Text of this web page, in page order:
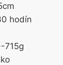
hodín
715g